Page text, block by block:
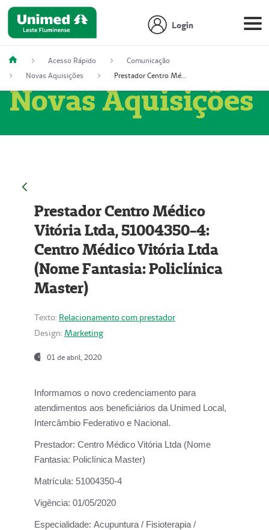
Login
Acesso Rápido
Comunicação
Novas Aquisições
Prestador Centro Médico Vitória Ltda, 51004350-4: Centro Médico Vitória Ltda (Nome Fantasia: Policlínica Master)
Novas Aquisições
Prestador Centro Médico
Vitória Ltda, 51004350-4:
Centro Médico Vitória Ltda
(Nome Fantasia: Policlínica
Master)
Texto: Relacionamento com prestador
Design: Marketing
01 de abril, 2020
Informamos o novo credenciamento para
atendimentos aos beneficiários da Unimed Local,
Intercâmbio Federativo e Nacional.
Prestador: Centro Médico Vitória Ltda (Nome
Fantasia: Policlínica Master)
Matrícula: 51004350-4
Vigência: 01/05/2020
Especialidade: Acupuntura / Fisioterapia /